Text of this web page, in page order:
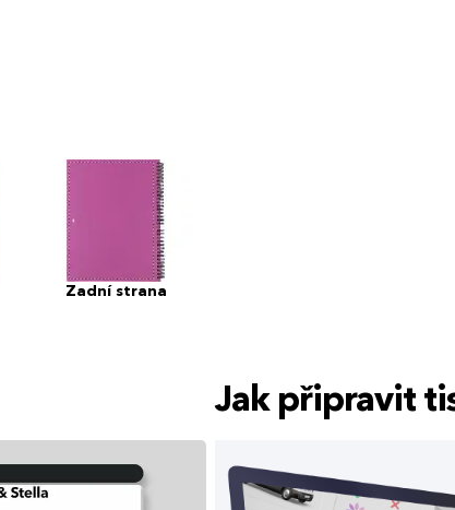
Zadní strana
Jak připravit